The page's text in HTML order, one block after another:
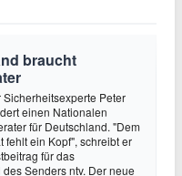
braucht
Sicherheitsexperte Peter
einen Nationalen
für Deutschland. "Dem
fehlt ein Kopf", schreibt er
für das
Senders ntv. Der neue